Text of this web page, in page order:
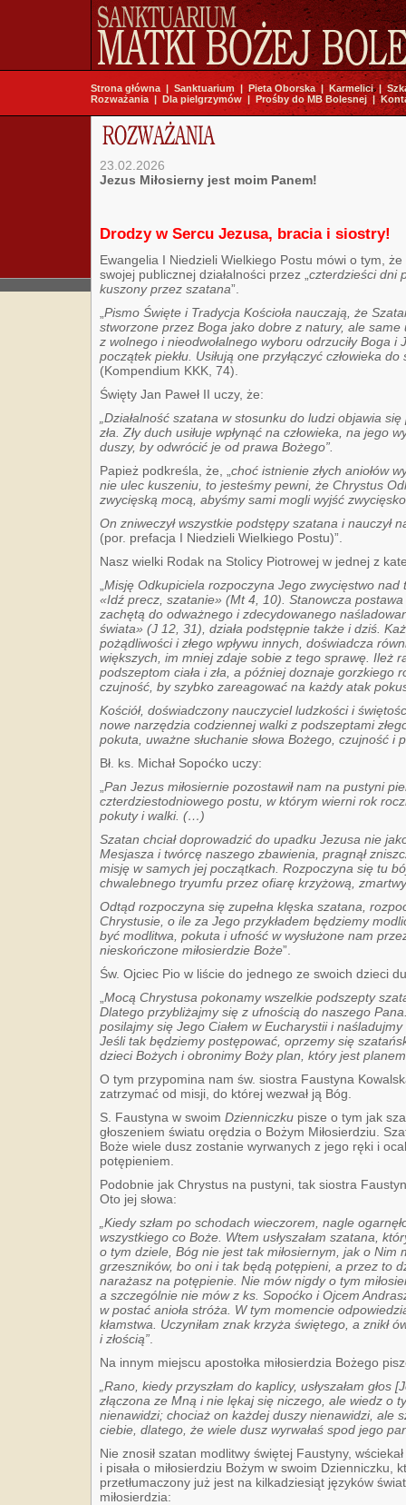
Strona główna | Sanktuarium|Pieta Oborska|Karmelici|
Rozważania | Dla pielgrzymów | Prośby do MB Bolesnej|
23.02.2026
Jezus Miłosierny jest moim Panem!
Drodzy w Sercu Jezusa, bracia i siostry!
Ewangelia I Niedzieli Wielkiego Postu mówi o tym,
swojej publicznej działalności przez „ czterdzieści dni
kuszony przez szatana”.
Pismo Święte i Tradycja Kościoła nauczają, że
stworzone przez Boga jako dobre z natury, ale same
z wolnego i nieodwołalnego wyboru odrzuciły Boga
początek piekłu. Usiłują one przyłączyć człowieka
(Kompendium KKK, 74).
Święty Jan Paweł II uczy, że:
„Działalność szatana w stosunku do ludzi objawia
zła. Zły duch usiłuje wpłynąć na człowieka, na jego
duszy, by odwrócić je od prawa Bożego”.
Papież podkreśla, że, „ choć istnienie złych aniołów
nie ulec kuszeniu, to jesteśmy pewni, że Chrystus
zwycięską mocą, abyśmy sami mogli wyjść
On zniweczył wszystkie podstępy szatana i nauczył
(por. prefacja I Niedzieli Wielkiego Postu)”.
Nasz wielki Rodak na Stolicy Piotrowej w jednej z
Misję Odkupiciela rozpoczyna Jego zwycięstwo nad
«Idź precz, szatanie» (Mt 4, 10). Stanowcza
zachętą do odważnego i zdecydowanego
świata» (J 12, 31), działa podstępnie także i dziś.
pożądliwości i złego wpływu innych, doświadcza
większych, im mniej zdaje sobie z tego sprawę. Ileż
podszeptom ciała i zła, a później doznaje gorzkiego
czujność, by szybko zareagować na każdy atak
Kościół, doświadczony nauczyciel ludzkości i
nowe narzędzia codziennej walki z podszeptami
pokuta, uważne słuchanie słowa Bożego, czujność i
Bł. ks. Michał Sopoćko uczy:
Pan Jezus miłosiernie pozostawił nam na pustyni
czterdziestodniowego postu, w którym wierni rok
pokuty i walki. (…)
Szatan chciał doprowadzić do upadku Jezusa nie
Mesjasza i twórcę naszego zbawienia, pragnął
misję w samych jej początkach. Rozpoczyna się tu
chwalebnego tryumfu przez ofiarę krzyżową,
Odtąd rozpoczyna się zupełna klęska szatana,
Chrystusie, o ile za Jego przykładem będziemy
być modlitwa, pokuta i ufność w wysłużone nam
nieskończone miłosierdzie Boże”.
Św. Ojciec Pio w liście do jednego ze swoich dzieci
Mocą Chrystusa pokonamy wszelkie podszepty
Dlatego przybliżajmy się z ufnością do naszego
posilajmy się Jego Ciałem w Eucharystii i
Jeśli tak będziemy postępować, oprzemy się
dzieci Bożych i obronimy Boży plan, który jest
O tym przypomina nam św. siostra Faustyna
zatrzymać od misji, do której wezwał ją Bóg.
S. Faustyna w swoim Dzienniczku pisze o tym jak
głoszeniem światu orędzia o Bożym Miłosierdziu.
Boże wiele dusz zostanie wyrwanych z jego ręki i
potępieniem.
Podobnie jak Chrystus na pustyni, tak siostra
Oto jej słowa:
„Kiedy szłam po schodach wieczorem, nagle
wszystkiego co Boże. Wtem usłyszałam szatana,
o tym dziele, Bóg nie jest tak miłosiernym, jak o Nim
grzeszników, bo oni i tak będą potępieni, a przez to
narażasz na potępienie. Nie mów nigdy o tym
a szczególnie nie mów z ks. Sopoćko i Ojcem
w postać anioła stróża. W tym momencie
kłamstwa. Uczyniłam znak krzyża świętego, a znikł
i złością”
Na innym miejscu apostołka miłosierdzia Bożego
„Rano, kiedy przyszłam do kaplicy, usłyszałam
złączona ze Mną i nie lękaj się niczego, ale wiedz o
nienawidzi; chociaż on każdej duszy nienawidzi, ale
ciebie, dlatego, że wiele dusz wyrwałaś spod jego
Nie znosił szatan modlitwy świętej Faustyny,
i pisała o miłosierdziu Bożym w swoim Dzienniczku,
przetłumaczony już jest na kilkadziesiąt języków
miłosierdzia: